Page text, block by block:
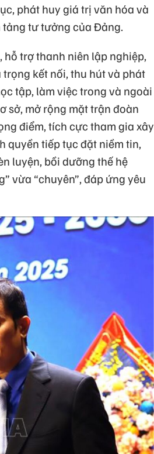
phát huy giá trị văn hóa và
tư tưởng của Đảng.
trợ thanh niên lập nghiệp,
kết nối, thu hút và phát
tập, làm việc trong và ngoài
sở, mở rộng mặt trận đoàn
điểm, tích cực tham gia xây
quyền tiếp tục đặt niềm tin,
luyện, bồi dưỡng thế hệ
vừa “chuyên”, đáp ứng yêu